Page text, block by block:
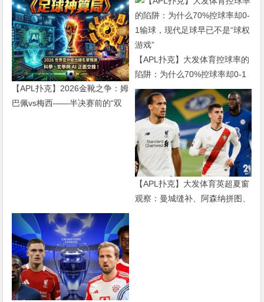
【APL扑克】2026金靴之争：姆
巴佩vs梅西——半决赛前的“双
【APL扑克】大发体育控球率的
陷阱：为什么70%控球率却0-1
输球，现代足球早已不是“球权
游戏”
【APL扑克】大发体育英超夏窗
观察：曼城缝补、阿森纳拼图、